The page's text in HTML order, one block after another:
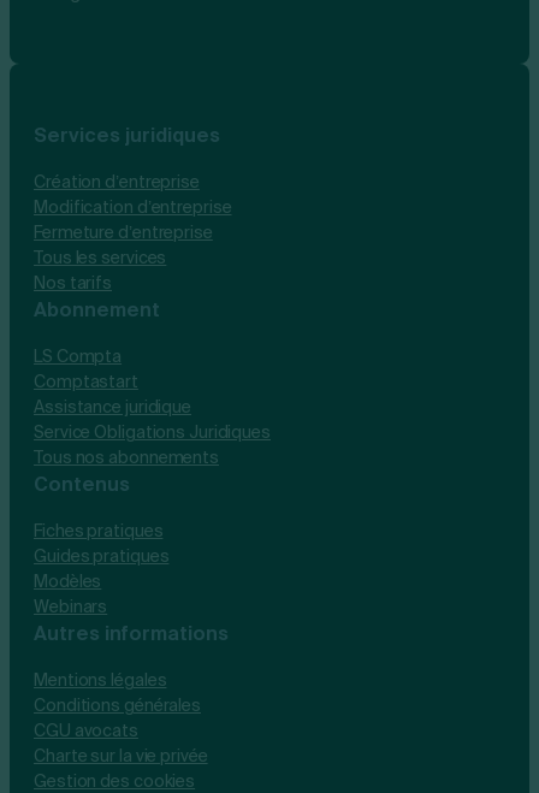
Services juridiques
Création d’entreprise
Modification d’entreprise
Fermeture d’entreprise
Tous les services
Nos tarifs
Abonnement
LS Compta
Comptastart
Assistance juridique
Service Obligations Juridiques
Tous nos abonnements
Contenus
Fiches pratiques
Guides pratiques
Modèles
Webinars
Autres informations
Mentions légales
Conditions générales
CGU avocats
Charte sur la vie privée
Gestion des cookies